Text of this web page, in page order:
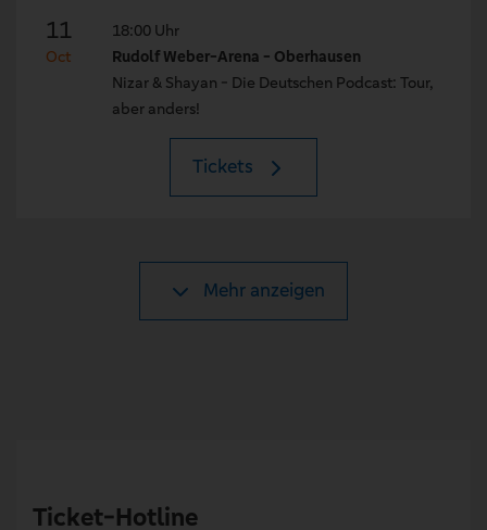
11
Oct
18:00 Uhr
Rudolf Weber-Arena - Oberhausen
Nizar & Shayan - Die Deutschen Podcast: Tour,
aber anders!
Tickets
Mehr anzeigen
Ticket-Hotline